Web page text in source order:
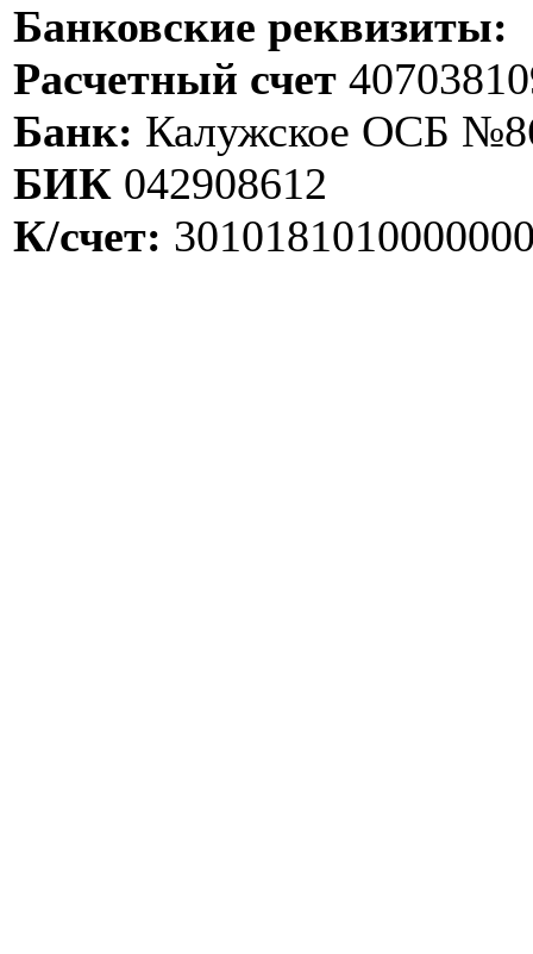
Банковские реквизиты:
Расчетный счет
Банк: Калужское ОСБ
БИК 042908612
К/счет: